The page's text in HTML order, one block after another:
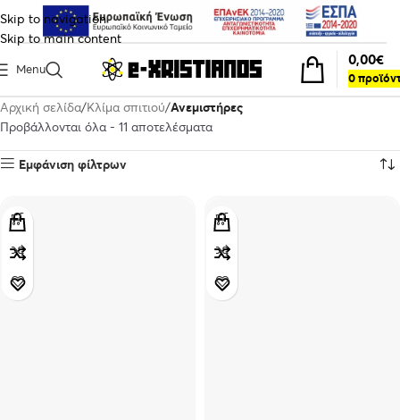
Skip to navigation
Skip to main content
Menu
0
0,00€
Αρχική σελίδα Κλίμα σπιτιού Ανεμιστήρες
Προβάλλονται όλα - 11 αποτελέσματα
Εμφάνιση φίλτρων